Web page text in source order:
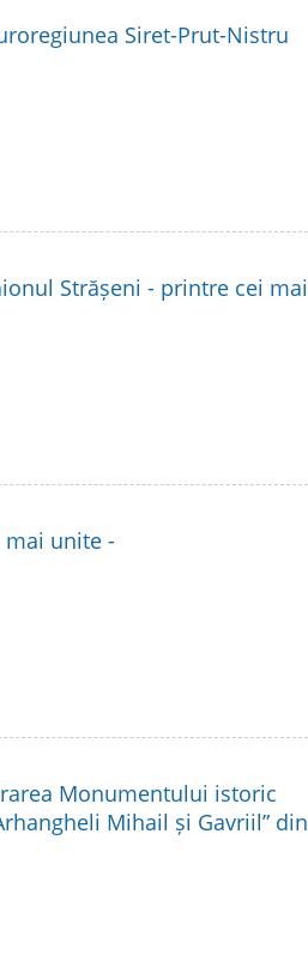
Siret-Prut-Nistru
Strășeni - printre cei mai
unite -
Monumentului istoric
Mihail și Gavriil” din